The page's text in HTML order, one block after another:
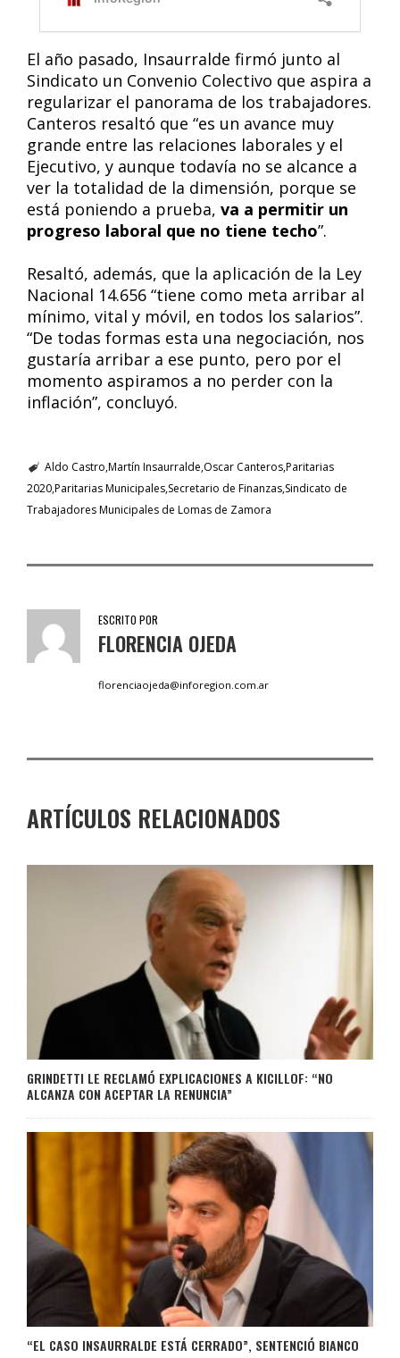
El año pasado, Insaurralde firmó junto al
Sindicato un Convenio Colectivo que aspira a
regularizar el panorama de los trabajadores.
Canteros resaltó que “es un avance muy
grande entre las relaciones laborales y el
Ejecutivo, y aunque todavía no se alcance a
ver la totalidad de la dimensión, porque se
está poniendo a prueba, va a permitir un
progreso laboral que no tiene techo”.
Resaltó, además, que la aplicación de la Ley
Nacional 14.656 “tiene como meta arribar al
mínimo, vital y móvil, en todos los salarios”.
“De todas formas esta una negociación, nos
gustaría arribar a ese punto, pero por el
momento aspiramos a no perder con la
inflación”, concluyó.
Aldo Castro Martín Insaurralde Oscar CanterosParitarias
2020Paritarias Municipales Secretario de Finanzas Sindicato de
Trabajadores Municipales de Lomas de Zamora
ESCRITO POR
FLORENCIA OJEDA
florenciaojeda@inforegion.com.ar
ARTÍCULOS RELACIONADOS
GRINDETTI LE RECLAMÓ EXPLICACIONES A KICILLOF: “NO
ALCANZA CON ACEPTAR LA RENUNCIA”
“EL CASO INSAURRALDE ESTÁ CERRADO”, SENTENCIÓ BIANCO